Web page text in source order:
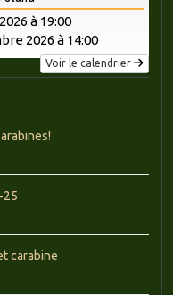
à 19:00
2026 à 14:00
Voir le calendrier
25
carabine